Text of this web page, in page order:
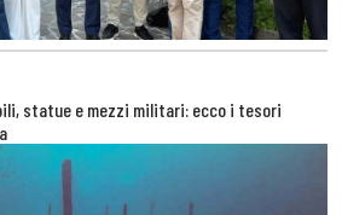
statue e mezzi militari: ecco i tesori